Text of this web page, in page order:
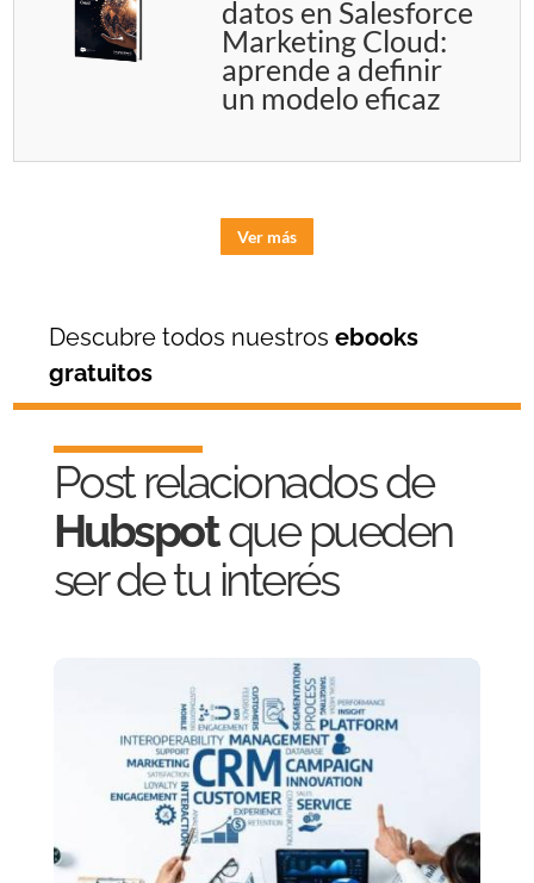
datos en Salesforce
Marketing Cloud:
aprende a definir
un modelo eficaz
Ver más
Descubre todos nuestrosebooks
gratuitos
Post relacionados de
Hubspotque pueden
ser de tu interés